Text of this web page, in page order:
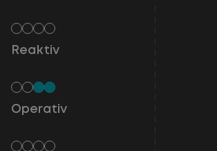
Reaktiv
Operativ